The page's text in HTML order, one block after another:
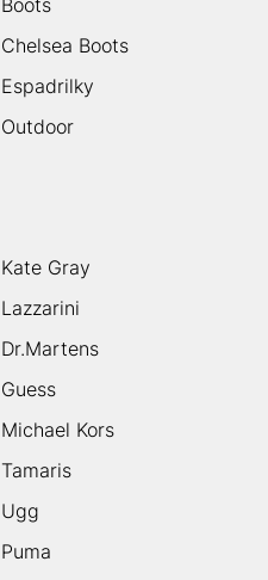
Chelsea Boots
Espadrilky
Outdoor
Kate Gray
Lazzarini
Dr.Martens
Guess
Michael Kors
Tamaris
Ugg
Puma